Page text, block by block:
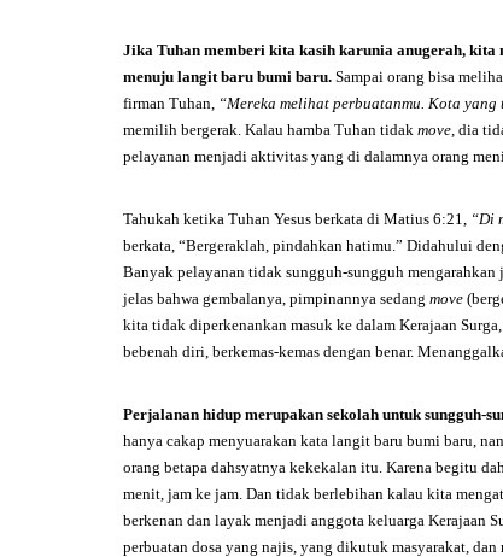
Jika Tuhan memberi kita kasih karunia anugerah, kita
menuju langit baru bumi baru. Sampai orang bisa
firman Tuhan, “Mereka melihat perbuatanmu. Kota
memilih bergerak. Kalau hamba Tuhan tidak move, dia
pelayanan menjadi aktivitas yang di dalamnya orang
Tahukah ketika Tuhan Yesus berkata di Matius 6:21, “Di
berkata, “Bergeraklah, pindahkan hatimu.” Didahului
Banyak pelayanan tidak sungguh-sungguh mengarahkan
jelas bahwa gembalanya, pimpinannya sedang move
kita tidak diperkenankan masuk ke dalam Kerajaan
bebenah diri, berkemas-kemas dengan benar.
Perjalanan hidup merupakan sekolah untuk sungguh-
hanya cakap menyuarakan kata langit baru bumi baru,
orang betapa dahsyatnya kekekalan itu. Karena begitu
menit, jam ke jam. Dan tidak berlebihan kalau kita
berkenan dan layak menjadi anggota keluarga Kerajaan
perbuatan dosa yang najis, yang dikutuk masyarakat,